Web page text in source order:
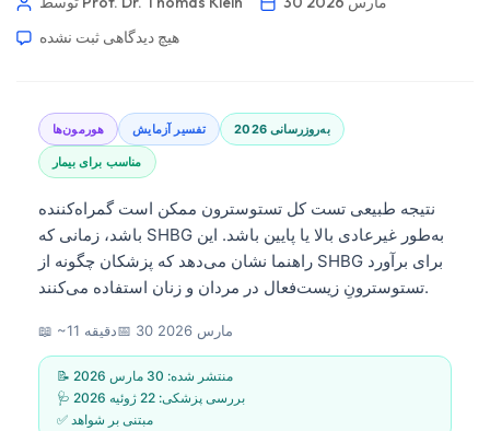
هیچ دیدگاهی ثبت نشده
هورمون‌ها تفسیر آزمایش به‌روزرسانی 2026
مناسب برای بیمار
نتیجه طبیعی تست کل تستوسترون ممکن است گمراه‌کننده
باشد، زمانی که SHBG به‌طور غیرعادی بالا یا پایین باشد. این
راهنما نشان می‌دهد که پزشکان چگونه از SHBG برای برآورد
تستوسترونِ زیست‌فعال در مردان و زنان استفاده می‌کنند.
📖 ~11 دقیقه📅 30 مارس 2026
📝 منتشر شده: 30 مارس 2026
🩺 بررسی پزشکی: 22 ژوئیه 2026
✅ مبتنی بر شواهد